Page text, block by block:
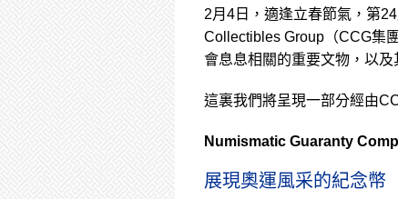
2月4日，適逢立春節氣，第
Collectibles Group（CCG集
會息息相關的重要文物，以
這裏我們將呈現一部分經由
Numismatic Guaranty
展現奧運風采的紀念幣